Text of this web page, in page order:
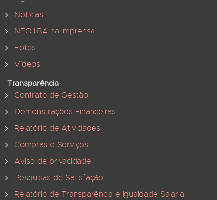
Notícias
NEOJIBA na imprensa
Fotos
Vídeos
Transparência
Contrato de Gestão
Demonstrações Financeiras
Relatório de Atividades
Compras e Serviços
Aviso de privacidade
Pesquisas de Satisfação
Relatório de Transparência e Igualdade Salarial